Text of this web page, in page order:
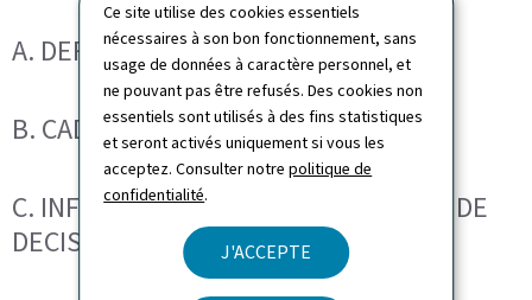
Ce site utilise des cookies essentiels
nécessaires à son bon fonctionnement, sans
usage de données à caractère personnel, et
ne pouvant pas être refusés. Des cookies non
essentiels sont utilisés à des fins statistiques
et seront activés uniquement si vous les
acceptez. Consulter notrepolitique de
confidentialité.
J'ACCEPTE
A. DEFINITIONS
B. CADRE LEGAL ET PROCEDURES
C. INFORMATIONS SUR LES CRITERES DE
DECISION